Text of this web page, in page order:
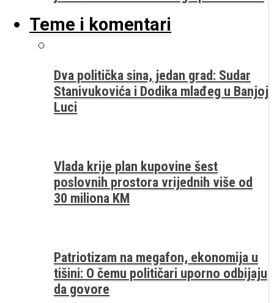
Teme i komentari
Dva politička sina, jedan grad: Sudar
Stanivukovića i Dodika mlađeg u Banjoj
Luci
Vlada krije plan kupovine šest
poslovnih prostora vrijednih više od
30 miliona KM
Patriotizam na megafon, ekonomija u
tišini: O čemu političari uporno odbijaju
da govore